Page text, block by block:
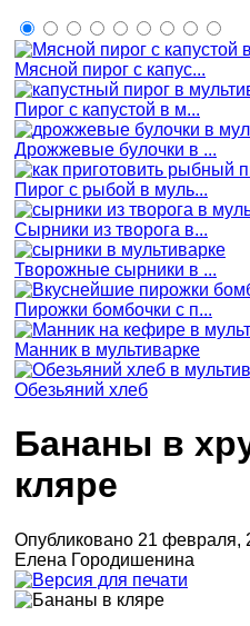
Мясной пирог с капус...
Пирог с капустой в м...
Дрожжевые булочки в ...
Пирог с рыбой в муль...
Сырники из творога в...
Творожные сырники в ...
Пирожки бомбочки с п...
Манник в мультиварке
Обезьяний хлеб
Бананы в
кляре
Опубликовано 21 февраля,
Елена Городишенина